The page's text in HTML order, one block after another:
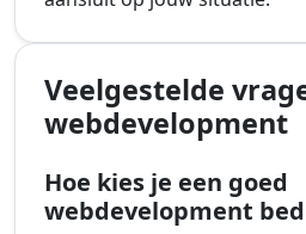
Veelgestelde
webdevelopment
Hoe kies je een goed
webdevelopment